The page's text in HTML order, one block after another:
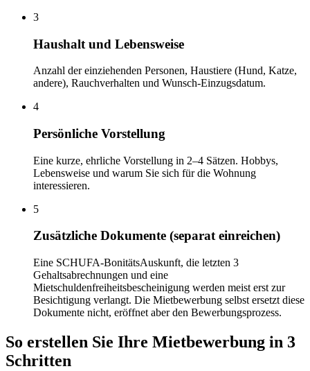
3
Haushalt und Lebensweise
Anzahl der einziehenden Personen, Haustiere (Hund, Katze,
andere), Rauchverhalten und Wunsch-Einzugsdatum.
4
Persönliche Vorstellung
Eine kurze, ehrliche Vorstellung in 2–4 Sätzen. Hobbys,
Lebensweise und warum Sie sich für die Wohnung
interessieren.
5
Zusätzliche Dokumente (separat einreichen)
Eine SCHUFA-BonitätsAuskunft, die letzten 3
Gehaltsabrechnungen und eine
Mietschuldenfreiheitsbescheinigung werden meist erst zur
Besichtigung verlangt. Die Mietbewerbung selbst ersetzt diese
Dokumente nicht, eröffnet aber den Bewerbungsprozess.
So erstellen Sie Ihre Mietbewerbung in 3
Schritten